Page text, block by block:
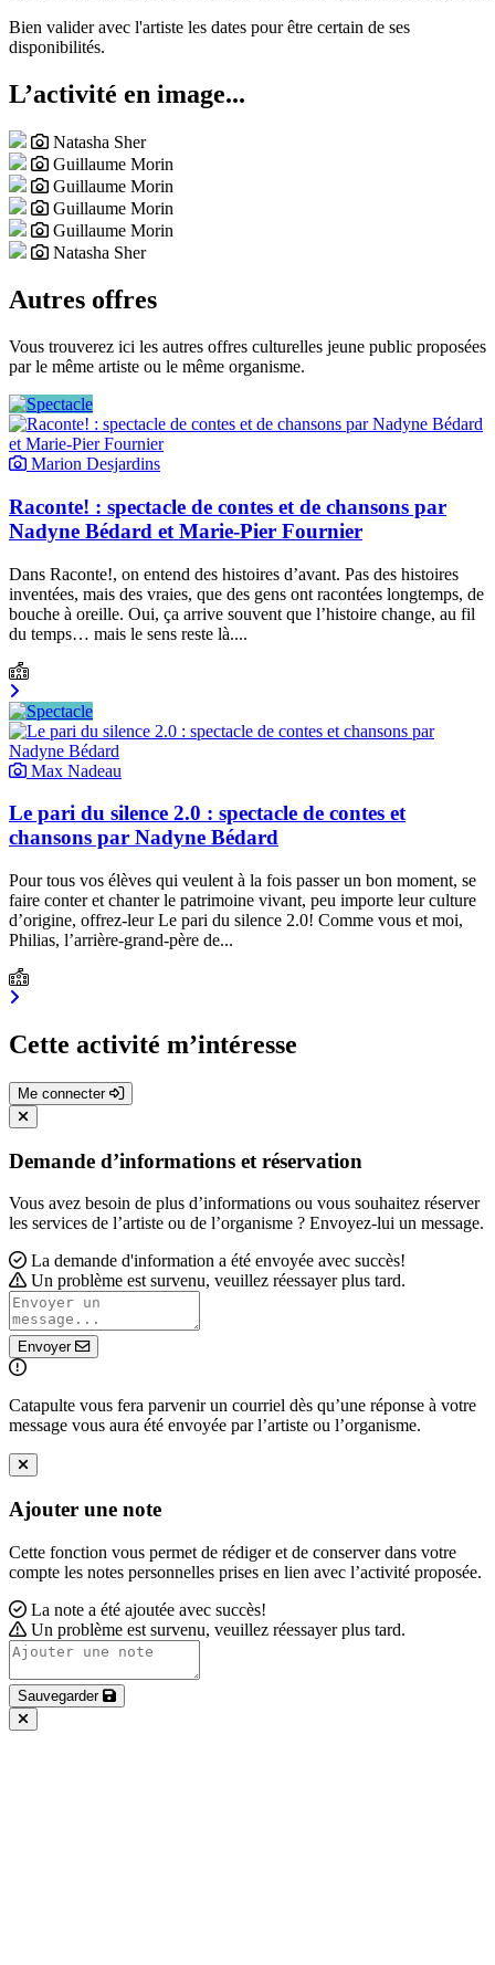
Bien valider avec l'artiste les dates pour être certain de ses
disponibilités.
L’activité en image...
Natasha Sher
Guillaume Morin
Guillaume Morin
Guillaume Morin
Guillaume Morin
Natasha Sher
Autres offres
Vous trouverez ici les autres offres culturelles jeune public proposées
par le même artiste ou le même organisme.
Marion Desjardins
Raconte! : spectacle de contes et de chansons par
Nadyne Bédard et Marie-Pier Fournier
Dans Raconte!, on entend des histoires d’avant. Pas des histoires
inventées, mais des vraies, que des gens ont racontées longtemps, de
bouche à oreille. Oui, ça arrive souvent que l’histoire change, au fil
du temps… mais le sens reste là....
Max Nadeau
Le pari du silence 2.0 : spectacle de contes et
chansons par Nadyne Bédard
Pour tous vos élèves qui veulent à la fois passer un bon moment, se
faire conter et chanter le patrimoine vivant, peu importe leur culture
d’origine, offrez-leur Le pari du silence 2.0! Comme vous et moi,
Philias, l’arrière-grand-père de...
Cette activité m’intéresse
Me connecter
Demande d’informations et réservation
Vous avez besoin de plus d’informations ou vous souhaitez réserver
les services de l’artiste ou de l’organisme ? Envoyez-lui un message.
La demande d'information a été envoyée avec succès!
Un problème est survenu, veuillez réessayer plus tard.
Envoyer
Catapulte vous fera parvenir un courriel dès qu’une réponse à votre
message vous aura été envoyée par l’artiste ou l’organisme.
Ajouter une note
Cette fonction vous permet de rédiger et de conserver dans votre
compte les notes personnelles prises en lien avec l’activité proposée.
La note a été ajoutée avec succès!
Un problème est survenu, veuillez réessayer plus tard.
Sauvegarder